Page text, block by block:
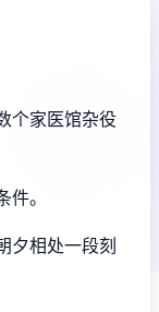
个家医馆杂役
。
夕相处一段刻